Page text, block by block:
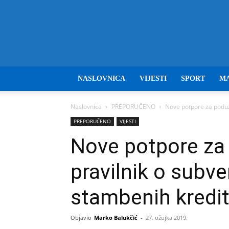
NASLOVNICA VIJESTI SPORT
Naslovnica PREPORUČENO Nove potpore za
PREPORUČENO VIJESTI
Nove potpore
pravilnik o
stambenih
Objavio Marko Balukčić - 27. ožujka 2019.